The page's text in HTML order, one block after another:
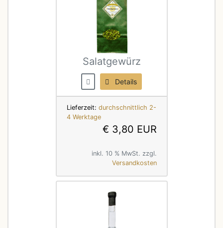
Salatgewürz
Details
Lieferzeit: durchschnittlich 2-
4 Werktage
€ 3,80 EUR
inkl. 10 % MwSt. zzgl.
Versandkosten